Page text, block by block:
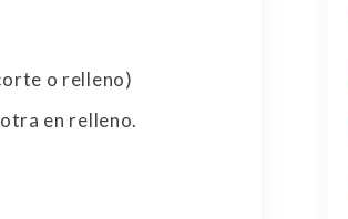
o relleno)
en relleno.